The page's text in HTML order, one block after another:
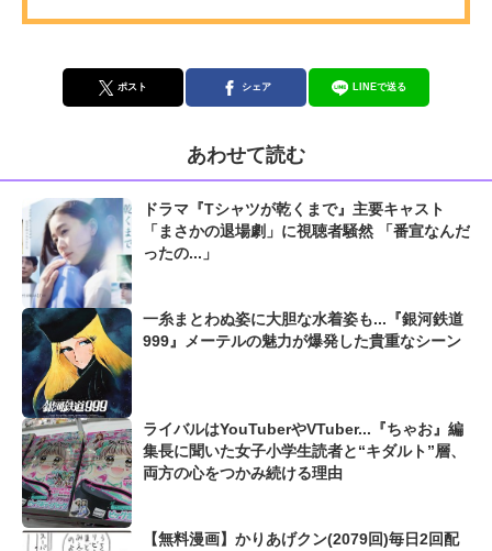
ポスト シェア LINEで送る
あわせて読む
ドラマ『Tシャツが乾くまで』主要キャスト
「まさかの退場劇」に視聴者騒然 「番宣なんだ
ったの...」
一糸まとわぬ姿に大胆な水着姿も...『銀河鉄道
999』メーテルの魅力が爆発した貴重なシーン
ライバルはYouTuberやVTuber...『ちゃお』編
集長に聞いた女子小学生読者と“キダルト”層、
両方の心をつかみ続ける理由
【無料漫画】かりあげクン(2079回)毎日2回配